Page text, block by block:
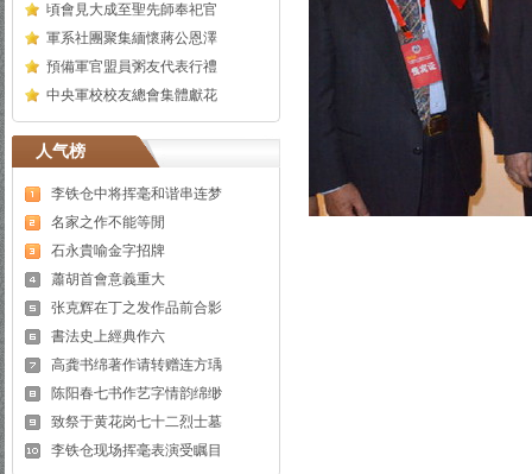
頃會見大成至聖先師奉祀官
軍系社團聚集緬懷蔣公恩澤
預備軍官盟員粥友代表行禮
中央軍校校友總會集體獻花
人气榜
李铁仓中将挥毫和谐串连梦
名家之作不能等閒
石永貴喻金字招牌
蕭胡首會意義重大
张克辉在丁之发作品前合影
書法史上經典作六
高龚书绵著作请转赠连方瑀
陈阳春七书作艺字情韵绵缈
致祭于黄花岗七十二烈士墓
李铁仓现场挥毫表演受瞩目